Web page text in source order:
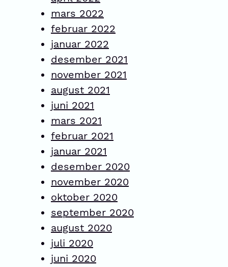
mars 2022
februar 2022
januar 2022
desember 2021
november 2021
august 2021
juni 2021
mars 2021
februar 2021
januar 2021
desember 2020
november 2020
oktober 2020
september 2020
august 2020
juli 2020
juni 2020